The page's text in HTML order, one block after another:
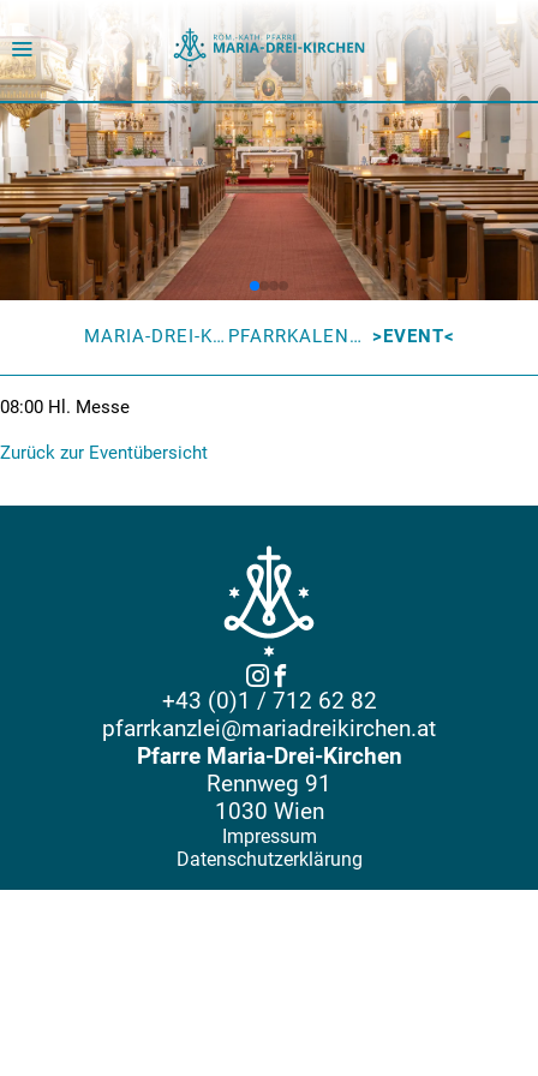
MARIA-DREI-KIRCHEN PFARRKALENDER EVENT
08:00 Hl. Messe
Zurück zur Eventübersicht
+43 (0)1 / 712 62 82
pfarrkanzlei@mariadreikirchen.at
Pfarre Maria-Drei-Kirchen
Rennweg 91
1030 Wien
Impressum
Datenschutzerklärung